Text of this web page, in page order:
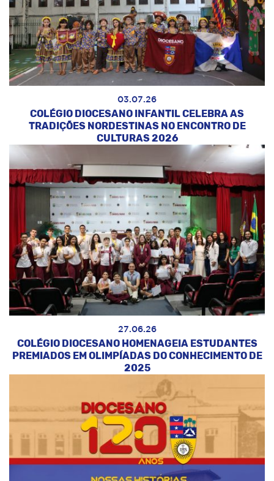
03.07.26
COLÉGIO DIOCESANO INFANTIL CELEBRA AS
TRADIÇÕES NORDESTINAS NO ENCONTRO DE
CULTURAS 2026
27.06.26
COLÉGIO DIOCESANO HOMENAGEIA ESTUDANTES
PREMIADOS EM OLIMPÍADAS DO CONHECIMENTO DE
2025